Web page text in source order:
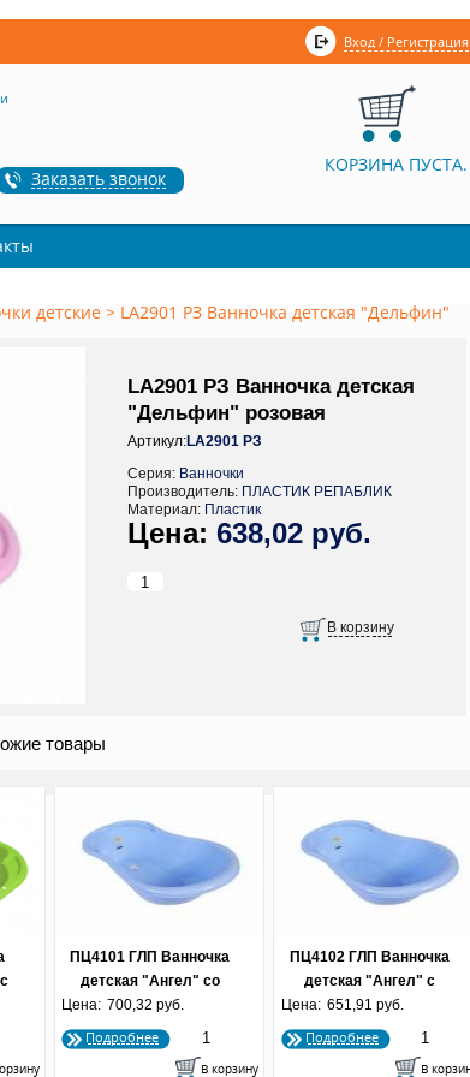
Вход / Регистрация
Заказать звонок
КОРЗИНА ПУСТА.
детские > LA2901 РЗ Ванночка детская "Дельфин"
LA2901 РЗ Ванночка детская
"Дельфин" розовая
Артикул:LA2901 РЗ
Серия: Ванночки
Производитель: ПЛАСТИК РЕПАБЛИК
Материал: Пластик
638,02 руб.
товары
ПЦ4101 ГЛП Ванночка
детская "Ангел" со
сливом и термометром
84 см голубая
пастельная
Цена: 700,32 руб.
Подробнее
ПЦ4102 ГЛП Ванночка
детская "Ангел" с
термометром 84 см
голубая пастельная
Цена: 651,91 руб.
Подробнее